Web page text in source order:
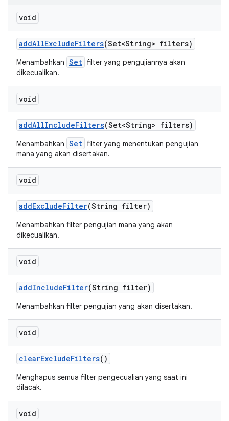
void
addAllExcludeFilters(Set<String> filters)
Menambahkan Set filter yang pengujiannya akan
dikecualikan.
void
addAllIncludeFilters(Set<String> filters)
Menambahkan Set filter yang menentukan pengujian
mana yang akan disertakan.
void
addExcludeFilter(String filter)
Menambahkan filter pengujian mana yang akan
dikecualikan.
void
addIncludeFilter(String filter)
Menambahkan filter pengujian yang akan disertakan.
void
clearExcludeFilters()
Menghapus semua filter pengecualian yang saat ini
dilacak.
void